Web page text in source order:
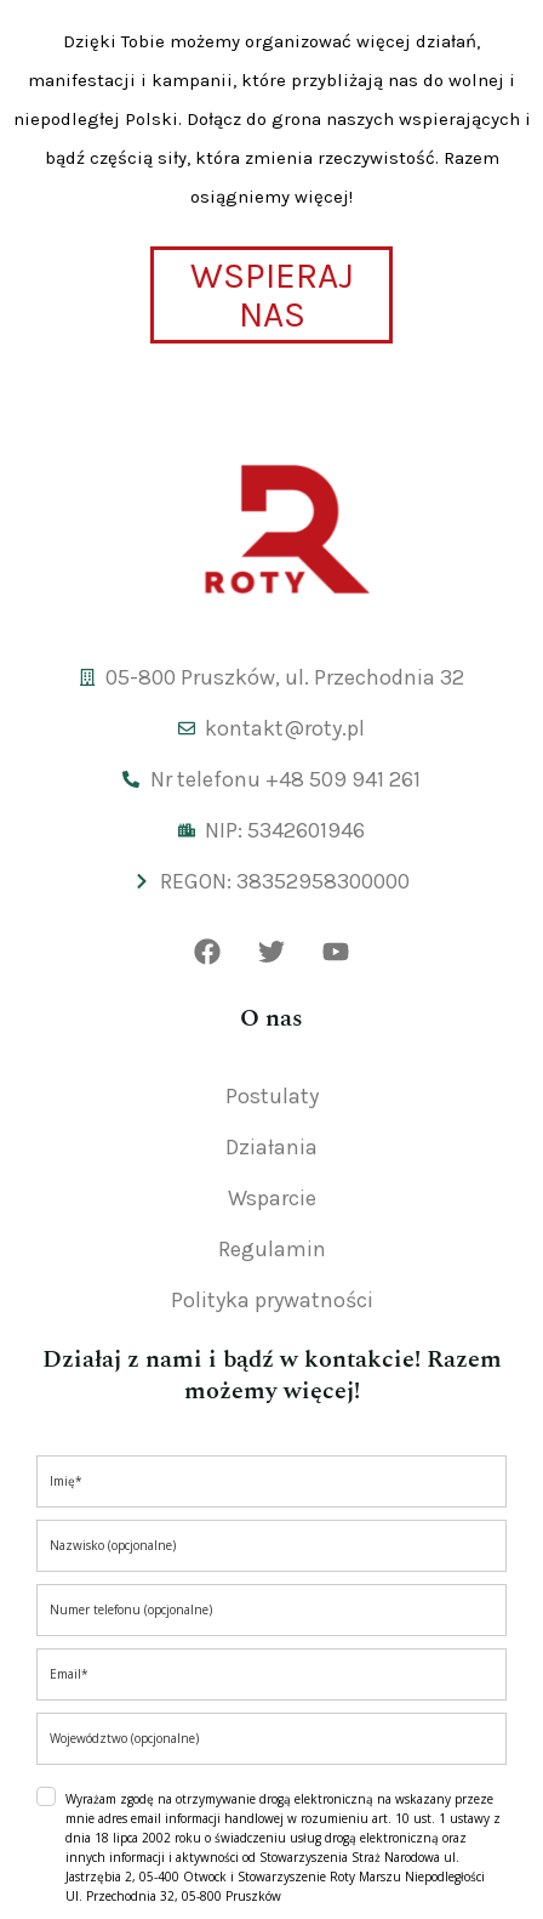
Dzięki Tobie możemy organizować więcej działań,
manifestacji i kampanii, które przybliżają nas do wolnej i
niepodległej Polski. Dołącz do grona naszych wspierających i
bądź częścią siły, która zmienia rzeczywistość. Razem
osiągniemy więcej!
WSPIERAJ
NAS
05-800 Pruszków, ul. Przechodnia 32
kontakt@roty.pl
Nr telefonu +48 509 941 261
NIP: 5342601946
REGON: 38352958300000
O nas
Postulaty
Działania
Wsparcie
Regulamin
Polityka prywatności
Działaj z nami i bądź w kontakcie! Razem
możemy więcej!
Wyrażam zgodę na otrzymywanie drogą elektroniczną na wskazany przeze
mnie adres email informacji handlowej w rozumieniu art. 10 ust. 1 ustawy z
dnia 18 lipca 2002 roku o świadczeniu usług drogą elektroniczną oraz
innych informacji i aktywności od Stowarzyszenia Straż Narodowa ul.
Jastrzębia 2, 05-400 Otwock i Stowarzyszenie Roty Marszu Niepodległości
Ul. Przechodnia 32, 05-800 Pruszków